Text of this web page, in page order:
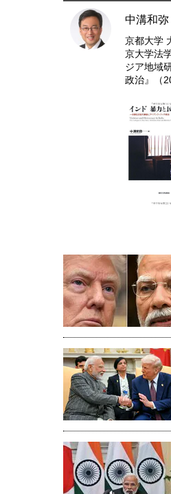
中溝和弥
京都大学
京大学法
ジア地域
政治』（